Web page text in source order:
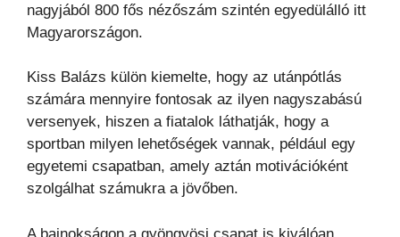
nagyjából 800 fős nézőszám szintén egyedülálló itt
Magyarországon.
Kiss Balázs külön kiemelte, hogy az utánpótlás
számára mennyire fontosak az ilyen nagyszabású
versenyek, hiszen a fiatalok láthatják, hogy a
sportban milyen lehetőségek vannak, például egy
egyetemi csapatban, amely aztán motivációként
szolgálhat számukra a jövőben.